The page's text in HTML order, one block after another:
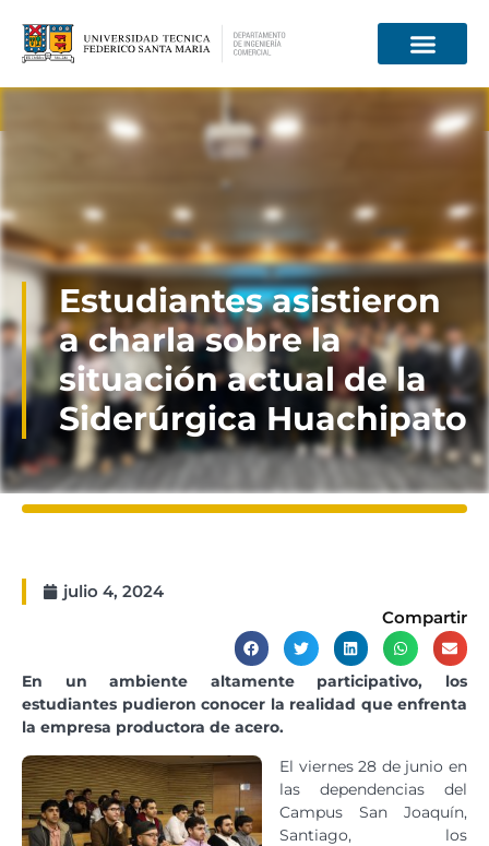
Información para
Estudiantes asistieron
a charla sobre la
situación actual de la
Siderúrgica Huachipato
julio 4, 2024
Compartir
En un ambiente altamente participativo, los
estudiantes pudieron conocer la realidad que enfrenta
la empresa productora de acero.
El viernes 28 de junio en
las dependencias del
Campus San Joaquín,
Santiago, los